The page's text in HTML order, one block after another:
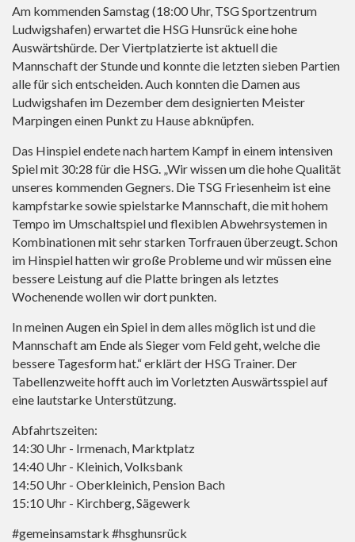
Am kommenden Samstag (18:00 Uhr, TSG Sportzentrum
Ludwigshafen) erwartet die HSG Hunsrück eine hohe
Auswärtshürde. Der Viertplatzierte ist aktuell die
Mannschaft der Stunde und konnte die letzten sieben Partien
alle für sich entscheiden. Auch konnten die Damen aus
Ludwigshafen im Dezember dem designierten Meister
Marpingen einen Punkt zu Hause abknüpfen.
Das Hinspiel endete nach hartem Kampf in einem intensiven
Spiel mit 30:28 für die HSG. „Wir wissen um die hohe Qualität
unseres kommenden Gegners. Die TSG Friesenheim ist eine
kampfstarke sowie spielstarke Mannschaft, die mit hohem
Tempo im Umschaltspiel und flexiblen Abwehrsystemen in
Kombinationen mit sehr starken Torfrauen überzeugt. Schon
im Hinspiel hatten wir große Probleme und wir müssen eine
bessere Leistung auf die Platte bringen als letztes
Wochenende wollen wir dort punkten.
In meinen Augen ein Spiel in dem alles möglich ist und die
Mannschaft am Ende als Sieger vom Feld geht, welche die
bessere Tagesform hat.“ erklärt der HSG Trainer. Der
Tabellenzweite hofft auch im Vorletzten Auswärtsspiel auf
eine lautstarke Unterstützung.
Abfahrtszeiten:
14:30 Uhr - Irmenach, Marktplatz
14:40 Uhr - Kleinich, Volksbank
14:50 Uhr - Oberkleinich, Pension Bach
15:10 Uhr - Kirchberg, Sägewerk
#gemeinsamstark #hsghunsrück